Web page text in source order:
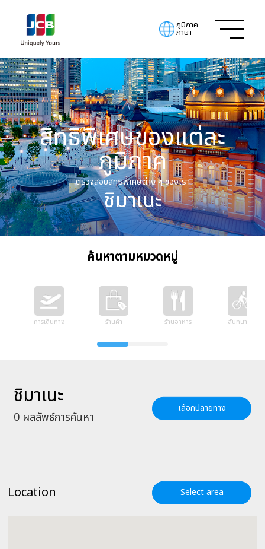
ภูมิภาค
ภาษา
สิทธิพิเศษของแต่ละ
ภูมิภาค
ตรวจสอบสิทธิพิเศษต่าง ๆ ของเรา
ชิมาเนะ
ค้นหาตามหมวดหมู่
การเดินทาง ร้านค้า ร้านอาหาร สันทนาการ
ชิมาเนะ
0 ผลลัพธ์การค้นหา
เลือกปลายทาง
Location Select area